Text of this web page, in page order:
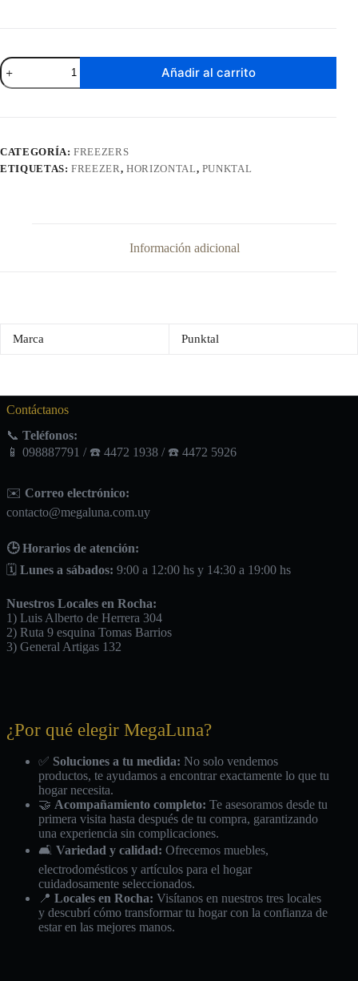
Freezer
Horizontal
Punktal
HS260
INV
Añadir al carrito
CATEGORÍA:FREEZERS
ETIQUETAS:FREEZER,HORIZONTAL, PUNKTAL
Información adicional
Marca Punktal
Contáctanos
📞 Teléfonos:
📱 098887791 / ☎️ 4472 1938 / ☎️ 4472 5926
✉️ Correo electrónico:
contacto@megaluna.com.uy
🕒 Horarios de atención:
🗓️ Lunes a sábados: 9:00 a 12:00 hs y 14:30 a 19:00 hs
Nuestros Locales en Rocha:
1) Luis Alberto de Herrera 304
2) Ruta 9 esquina Tomas Barrios
3) General Artigas 132
¿Por qué elegir MegaLuna?
✅ Soluciones a tu medida: No solo vendemos
productos, te ayudamos a encontrar exactamente lo que tu
hogar necesita.
🤝 Acompañamiento completo: Te asesoramos desde tu
primera visita hasta después de tu compra, garantizando
una experiencia sin complicaciones.
🛋️ Variedad y calidad: Ofrecemos muebles,
electrodomésticos y artículos para el hogar
cuidadosamente seleccionados.
📍 Locales en Rocha: Visítanos en nuestros tres locales
y descubrí cómo transformar tu hogar con la confianza de
estar en las mejores manos.